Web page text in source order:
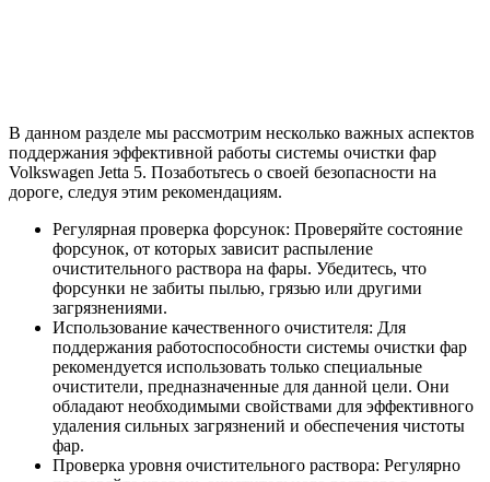
В данном разделе мы рассмотрим несколько важных аспектов
поддержания эффективной работы системы очистки фар
Volkswagen Jetta 5. Позаботьтесь о своей безопасности на
дороге, следуя этим рекомендациям.
Регулярная проверка форсунок: Проверяйте состояние
форсунок, от которых зависит распыление
очистительного раствора на фары. Убедитесь, что
форсунки не забиты пылью, грязью или другими
загрязнениями.
Использование качественного очистителя: Для
поддержания работоспособности системы очистки фар
рекомендуется использовать только специальные
очистители, предназначенные для данной цели. Они
обладают необходимыми свойствами для эффективного
удаления сильных загрязнений и обеспечения чистоты
фар.
Проверка уровня очистительного раствора: Регулярно